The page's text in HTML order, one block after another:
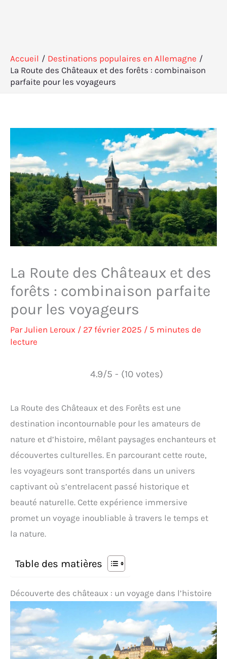
Accueil
Destinations populaires en Allemagne
La Route des Châteaux et des forêts : combinaison
parfaite pour les voyageurs
La Route des Châteaux et des
forêts : combinaison parfaite
pour les voyageurs
ParJulien Leroux / 27 février 2025 / 5 minutes de
lecture
4.9/5 - (10 votes)
La Route des Châteaux et des Forêts est une
destination incontournable pour les amateurs de
nature et d’histoire, mêlant paysages enchanteurs et
découvertes culturelles. En parcourant cette route,
les voyageurs sont transportés dans un univers
captivant où s’entrelacent passé historique et
beauté naturelle. Cette expérience immersive
promet un voyage inoubliable à travers le temps et
la nature.
Table des matières
Découverte des châteaux : un voyage dans l’histoire